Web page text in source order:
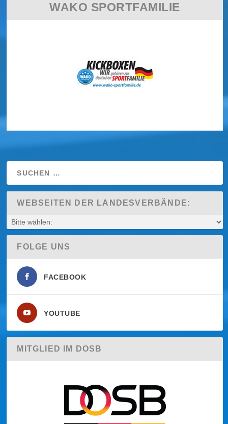
WAKO SPORTFAMILIE
WEBSEITEN DER LANDESVERBÄNDE:
FOLGE UNS
FACEBOOK
YOUTUBE
MITGLIED IM DOSB